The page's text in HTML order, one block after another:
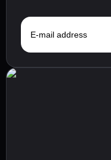
E-mail address